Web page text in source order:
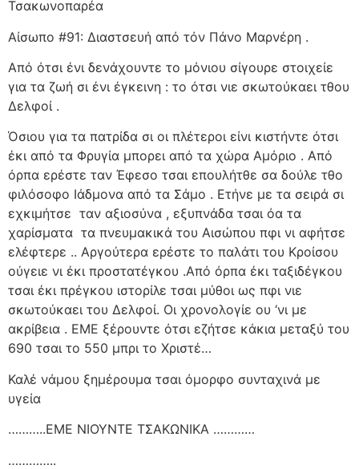
Τσακωνοπαρέα
Αίσωπο #91: Διαστσευή από τόν Πάνο Μαρνέρη .
Από ότσι ένι δενάχουντε το μόνιου σίγουρε στοιχείε
για τα ζωή σι ένι έγκεινη : το ότσι νιε σκωτούκαει τθου
Δελφοί .
Όσιου για τα πατρίδα σι οι πλέτεροι είνι κιστήντε ότσι
έκι από τα Φρυγία μπορει από τα χώρα Αμόριο . Από
όρπα ερέστε ταν Έφεσο τσαι επουλήτθε σα δούλε τθο
φιλόσοφο Ιάδμονα από τα Σάμο . Ετήνε με τα σειρά σι
εχκιμήτσε ταν αξιοσύνα , εξυπνάδα τσαι όα τα
χαρίσματα τα πνευμακικά του Αισώπου πφι νι αφήτσε
ελέφτερε .. Αργούτερα ερέστε το παλάτι του Κροίσου
ούγειε νι έκι προστατέγκου .Από όρπα έκι ταξιδέγκου
τσαι έκι πρέγκου ιστορίλε τσαι μύθοι ως πφι νιε
σκωτούκαει του Δελφοί. Οι χρονολογίε ου ‘νι με
ακρίβεια . ΕΜΕ ξέρουντε ότσι εζήτσε κάκια μεταξύ του
690 τσαι το 550 μπρι το Χριστέ…
Καλέ νάμου ξημέρουμα τσαι όμορφο συνταχινά με
υγεία
………..ΕΜΕ ΝΙΟΥΝΤΕ ΤΣΑΚΩΝΙΚΑ …………
…………..